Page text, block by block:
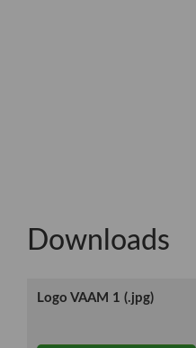
Downloads
Logo VAAM 1 (.jpg)